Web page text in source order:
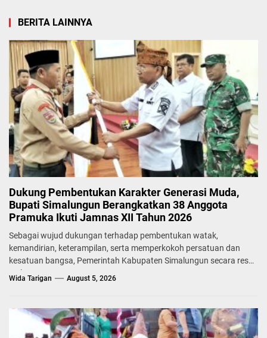
BERITA LAINNYA
Dukung Pembentukan Karakter Generasi Muda,
Bupati Simalungun Berangkatkan 38 Anggota
Pramuka Ikuti Jamnas XII Tahun 2026
Sebagai wujud dukungan terhadap pembentukan watak,
kemandirian, keterampilan, serta memperkokoh persatuan dan
kesatuan bangsa, Pemerintah Kabupaten Simalungun secara resmi
melepas...
Wida Tarigan August 5, 2026